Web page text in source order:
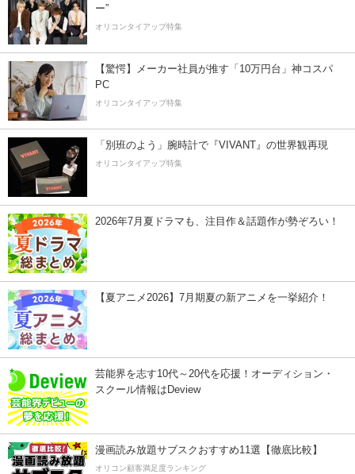
ー”
オリコンタイアップ特集
【驚愕】メーカー社員が推す「10万円台」神コスパ
PC
オリコンタイアップ特集
「別班のよう」腕時計で『VIVANT』の世界観再現
オリコンタイアップ特集
2026年7月夏ドラマも、注目作＆話題作が勢ぞろい！
【夏アニメ2026】7月期夏の新アニメを一挙紹介！
芸能界を志す10代～20代を応援！オーディション・
スクール情報はDeview
漫画読み放題サブスクおすすめ11選【徹底比較】
オリコン顧客満足度ランキング